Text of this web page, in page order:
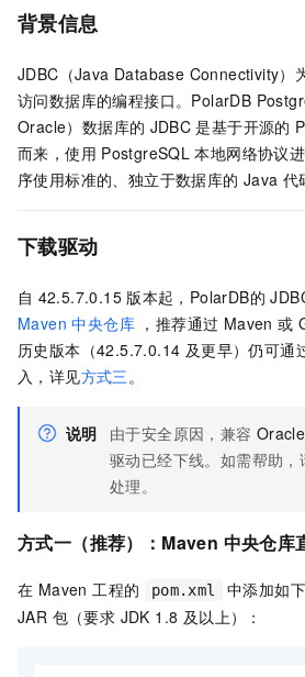
背景信息
JDBC（Java Database Connectivity）
访问数据库的编程接口。 PolarDB
Oracle） 数据库的 JDBC 是基于开源的
而来，使用 PostgreSQL 本地网络协议
序使用标准的、独立于数据库的 Java 代
下载驱动
自 42.5.7.0.15 版本起， PolarDB的
Maven 中央仓库 ，推荐通过 Maven 或
历史版本（42.5.7.0.14 及更早）仍可通
入，详见方式三。
说明 由于安全原因，兼容 Oracle
驱动已经下线。如需帮助，
处理。
方式一（推荐）：Maven 中央仓库
在 Maven 工程的 pom.xml
中添加如
JAR 包（要求 JDK 1.8 及以上）：